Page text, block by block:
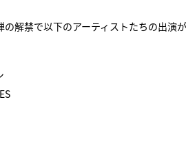
解禁で以下のアーティストたちの出演